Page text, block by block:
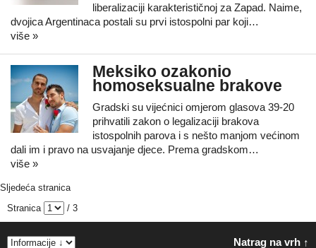
liberalizaciji karakterističnoj za Zapad. Naime,
dvojica Argentinaca postali su prvi istospolni par koji…
više »
Meksiko ozakonio
homoseksualne brakove
Gradski su vijećnici omjerom glasova 39-20
prihvatili zakon o legalizaciji brakova
istospolnih parova i s nešto manjom većinom
dali im i pravo na usvajanje djece. Prema gradskom…
više »
Sljedeća stranica
Stranica
/ 3
Natrag na vrh ↑